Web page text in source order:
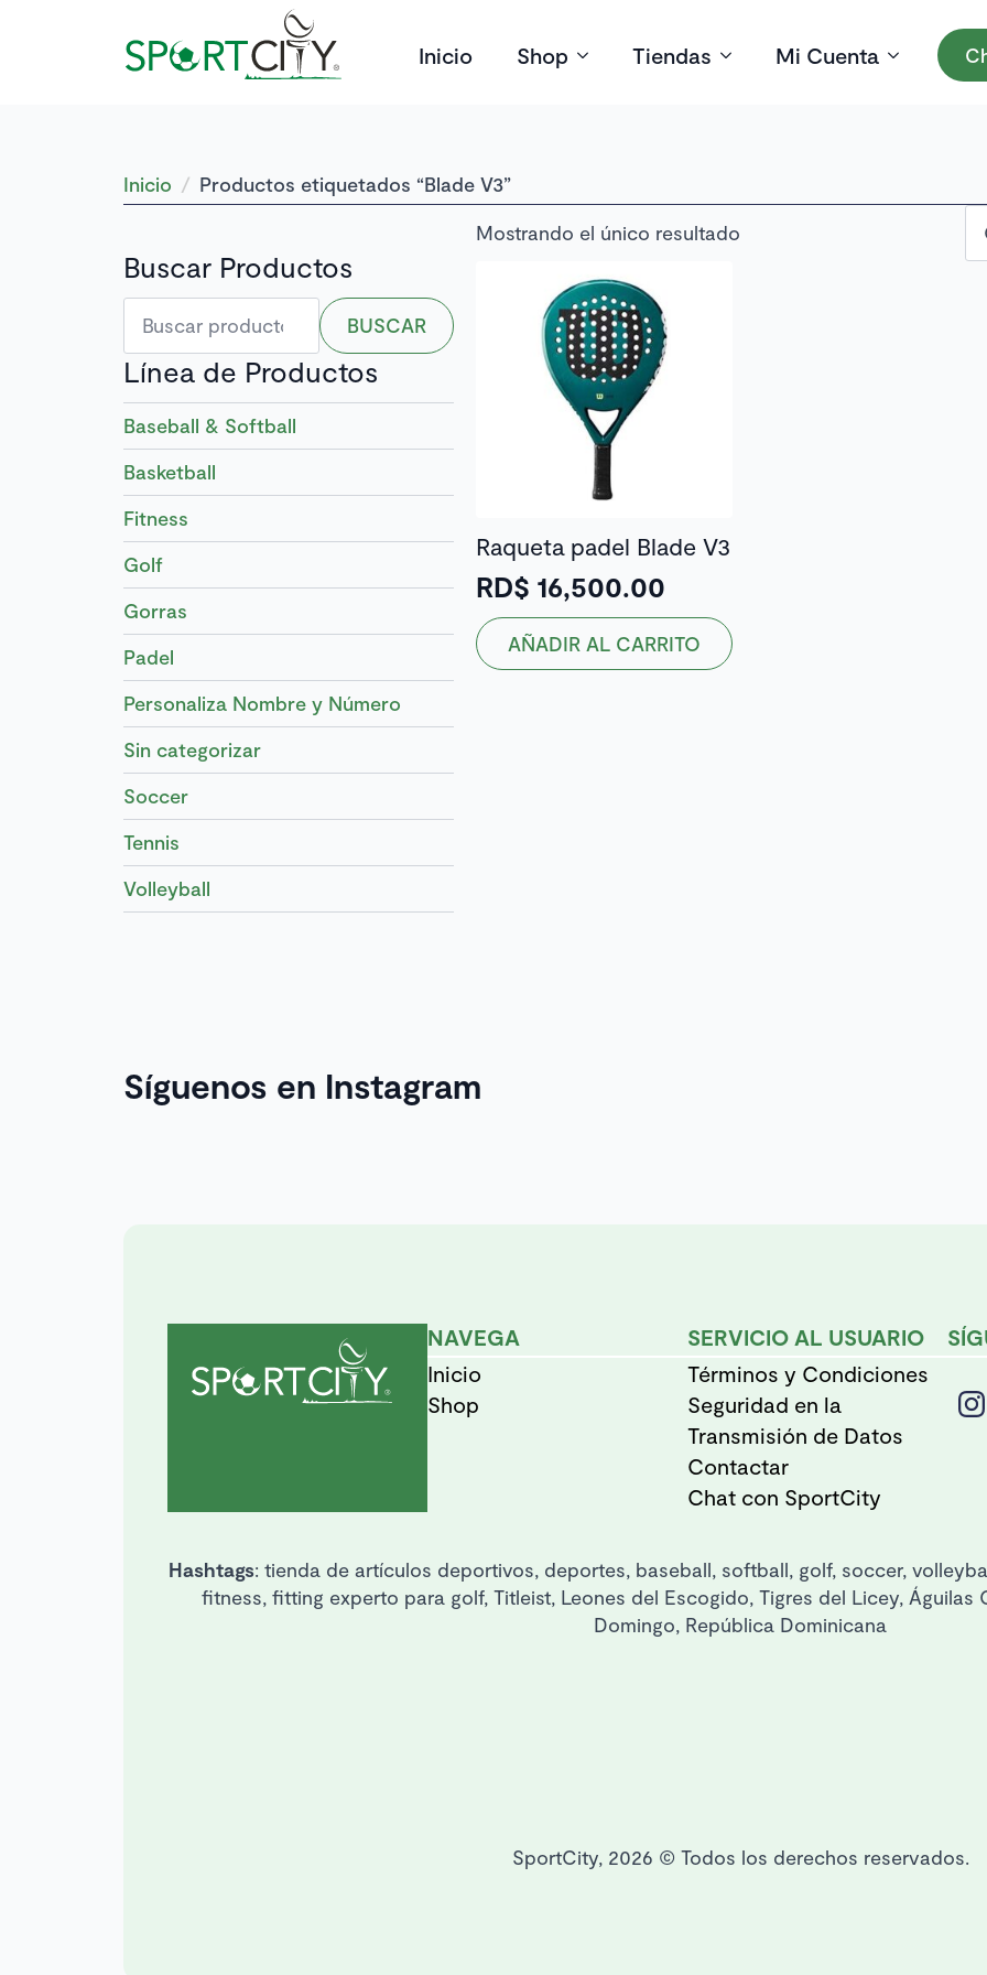
Inicio Shop Tiendas Mi Cuenta
Inicio Productos etiquetados “Blade V3”
Buscar Productos
Buscar
por:
BUSCAR
Línea de Productos
Baseball & Softball
Basketball
Fitness
Golf
Gorras
Padel
Personaliza Nombre y Número
Sin categorizar
Soccer
Tennis
Volleyball
Mostrando el único resultado
Raqueta padel Blade V3
RD$ 16,500.00
AÑADIR AL CARRITO
Síguenos en Instagram
NAVEGA
Inicio
Shop
SERVICIO AL USUARIO
Términos y Condiciones
Seguridad en la
Transmisión de Datos
Contactar
Chat con SportCity
Hashtags: tienda de artículos deportivos, deportes, baseball, softball, golf, soccer,
fitness, fitting experto para golf, Titleist, Leones del Escogido, Tigres del Licey, Águilas
Domingo, República Dominicana
SportCity, 2026 © Todos los derechos reservados.